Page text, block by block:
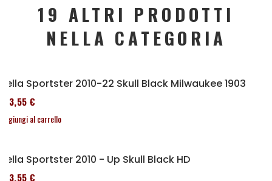
19 ALTRI PRODOTTI
NELLA CATEGORIA
Sella Sportster 2010-22 Skull Black Milwaukee 1903
173,55 €
Aggiungi al carrello
Sella Sportster 2010 - Up Skull Black HD
173,55 €